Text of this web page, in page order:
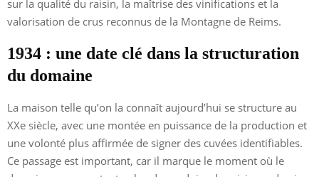
sur la qualité du raisin, la maîtrise des vinifications et la
valorisation de crus reconnus de la Montagne de Reims.
1934 : une date clé dans la structuration
du domaine
La maison telle qu’on la connaît aujourd’hui se structure au
XXe siècle, avec une montée en puissance de la production et
une volonté plus affirmée de signer des cuvées identifiables.
Ce passage est important, car il marque le moment où le